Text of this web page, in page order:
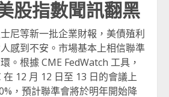
股指數聞訊翻黑
尼等新一批企業財報，美債殖利
感到不安。市場基本上相信聯準
。根據 CME FedWatch 工具，
在 12 月 12 日至 13 日的會議上
，預計聯準會將於明年開始降